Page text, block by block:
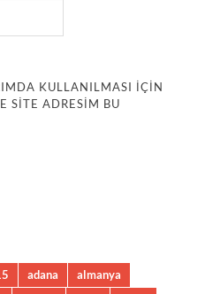
KULLANILMASI IÇIN
SITE ADRESIM BU
adana
almanya